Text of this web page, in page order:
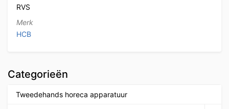
RVS
Merk
HCB
Categorieën
Tweedehands horeca apparatuur